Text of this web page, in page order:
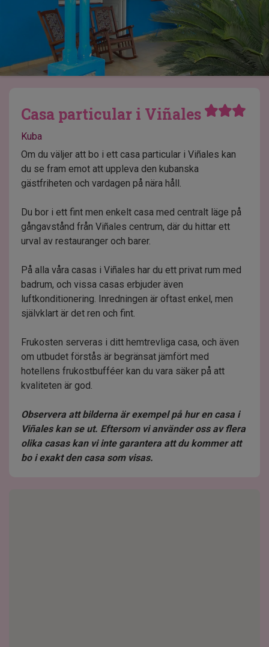
Casa particular i Viñales
Kuba
Om du väljer att bo i ett casa particular i Viñales kan
du se fram emot att uppleva den kubanska
gästfriheten och vardagen på nära håll.
Du bor i ett fint men enkelt casa med centralt läge på
gångavstånd från Viñales centrum, där du hittar ett
urval av restauranger och barer.
På alla våra casas i Viñales har du ett privat rum med
badrum, och vissa casas erbjuder även
luftkonditionering. Inredningen är oftast enkel, men
självklart är det ren och fint.
Frukosten serveras i ditt hemtrevliga casa, och även
om utbudet förstås är begränsat jämfört med
hotellens frukostbufféer kan du vara säker på att
kvaliteten är god.
Observera att bilderna är exempel på hur en casa i
Viñales kan se ut. Eftersom vi använder oss av flera
olika casas kan vi inte garantera att du kommer att
bo i exakt den casa som visas.